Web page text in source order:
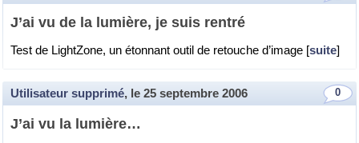
J’ai vu de la lu­mière, je suis ren­tré
Test de Light­Zone, un éton­nant outil de re­touche d’image [suite]
0
Utilisateur supprimé, le 25 septembre 2006
J’ai vu la lu­mière…